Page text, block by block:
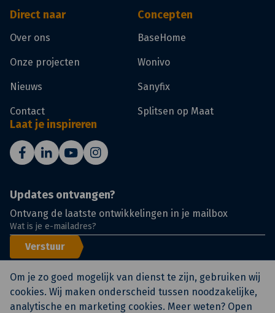
Direct naar
Over ons
Onze projecten
Nieuws
Contact
Concepten
BaseHome
Wonivo
Sanyfix
Splitsen op Maat
Laat je inspireren
Updates ontvangen?
Ontvang de laatste ontwikkelingen in je mailbox
Verstuur
Om je zo goed mogelijk van dienst te zijn, gebruiken wij
cookies. Wij maken onderscheid tussen noodzakelijke,
analytische en marketing cookies. Meer weten? Open